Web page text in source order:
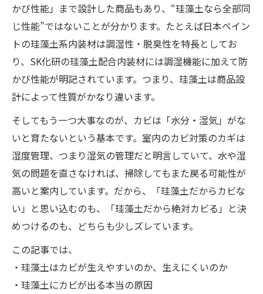
かび性能」まで設計した商品もあり、“珪藻土なら全部同
じ性能”ではないことが分かります。たとえば日本ペイン
トの珪藻土系内装材は調湿性・脱臭性を特長としてお
り、SK化研の珪藻土配合内装材には調湿機能に加えて防
かび性能が明記されています。つまり、珪藻土は商品設
計によって性質がかなり違います。
そしてもう一つ大事なのが、カビは「水分・湿気」がな
いと育たないという基本です。室内のカビ対策のカギは
湿度管理、つまり湿気の管理だと明言していて、水や湿
気の問題を直さなければ、掃除してもまた戻る可能性が
高いと案内しています。だから、「珪藻土だからカビな
い」と思い込むのも、「珪藻土だから絶対カビる」と決
めつけるのも、どちらも少しズレています。
この記事では、
・珪藻土はカビが生えやすいのか、生えにくいのか
・珪藻土にカビが出る本当の原因